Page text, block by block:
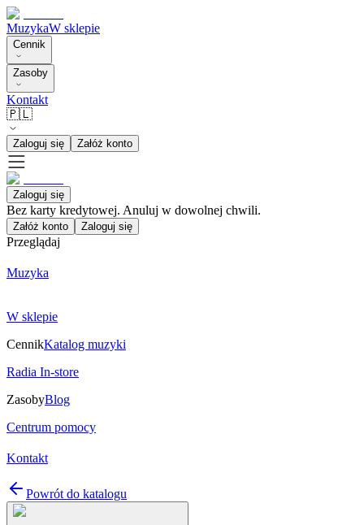
MuzykaW sklepie
Cennik
Zasoby
Kontakt
🇵🇱
Zaloguj się Załóż konto
Zaloguj się
Bez karty kredytowej. Anuluj w dowolnej chwili.
Załóż konto Zaloguj się
Przeglądaj
Muzyka
W sklepie
CennikKatalog muzyki
Radia In-store
ZasobyBlog
Centrum pomocy
Kontakt
Powrót do katalogu